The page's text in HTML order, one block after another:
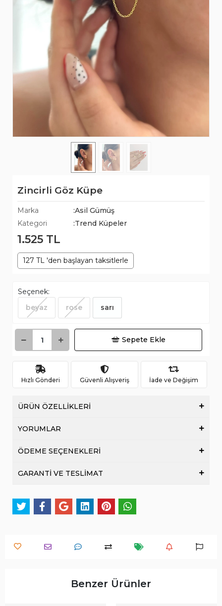
Zincirli Göz Küpe
Marka
:Asil Gümüş
Kategori
:Trend Küpeler
1.525 TL
127 TL 'den başlayan taksitlerle
Seçenek:
beyaz
rose sarı
Sepete Ekle
Hızlı Gönderi Güvenli Alışveriş İade ve Değişim
ÜRÜN ÖZELLİKLERİ
YORUMLAR
ÖDEME SEÇENEKLERİ
GARANTİ VE TESLİMAT
Benzer Ürünler